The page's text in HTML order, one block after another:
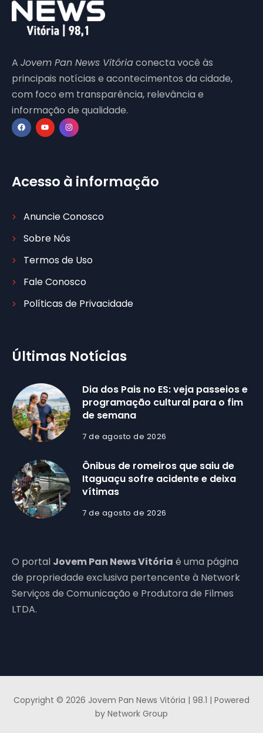
A Jovem Pan News Vitóriaconecta você às
principais notícias e acontecimentos da cidade,
com foco em transparência, relevância e
informação de qualidade.
Acesso à informação
Anuncie Conosco
Sobre Nós
Termos de Uso
Fale Conosco
Políticas de Privacidade
Últimas Notícias
Dia dos Pais no ES: veja passeios e
programação cultural para o fim
de semana
7 de agosto de 2026
Ônibus de romeiros que saiu de
Itaguaçu sofre acidente e deixa
vítimas
7 de agosto de 2026
O portal Jovem Pan News Vitória é uma página
de propriedade exclusiva pertencente à Network
Serviços de Comunicação e Produtora de Filmes
LTDA.
Copyright © 2026 Jovem Pan News Vitória | 98.1 | Powered
by Network Group